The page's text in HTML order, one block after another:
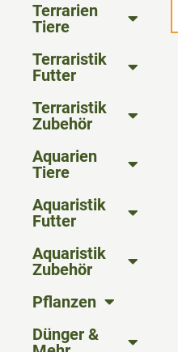
Terrarien
Tiere
Terraristik
Futter
Terraristik
Zubehör
Aquarien
Tiere
Aquaristik
Futter
Aquaristik
Zubehör
Pflanzen
Dünger &